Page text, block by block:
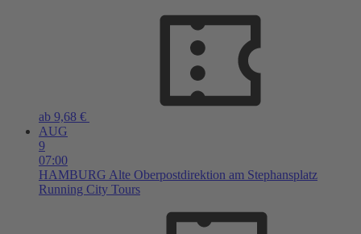
ab 9,68 €
AUG
9
07:00
HAMBURG Alte Oberpostdirektion am Stephansplatz
Running City Tours